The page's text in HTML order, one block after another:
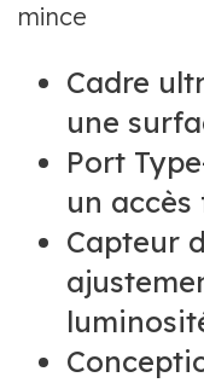
mince
Cadre
une
Port
un accès
Capteur